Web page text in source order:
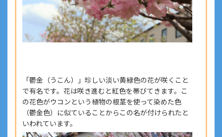
「鬱金 （うこん）」珍しい淡い黄緑色の花が咲くこと
で有名です。花は咲き進むと紅色を帯びてきます。こ
の花色がウコンという植物の根茎を使って染めた色
（鬱金色）に似ていることからこの名が付けられたと
いわれています。